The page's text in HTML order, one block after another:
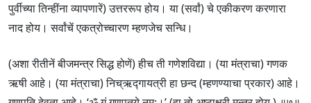
पुर्वीच्या तिन्हींना व्यापणारें) उत्तररूप होय। या (सर्वां) चे एकीकरण करणारा
नाद होय। सर्वांचें एकत्रोच्चारण म्हणजेच सन्धि।
(अशा रीतीनें बीजमन्त्र सिद्ध होणें) हीच ती गणेशविद्या। (या मंत्राचा) गणक
ऋषी आहे। (या मंत्राचा) निच्ऋद्गायत्री हा छन्द (म्हणण्याचा प्रकार) आहे।